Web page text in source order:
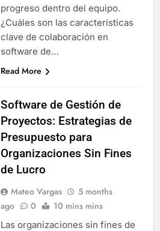
progreso dentro del equipo.
¿Cuáles son las características
clave de colaboración en
software de…
Read More
Software de Gestión de
Proyectos: Estrategias de
Presupuesto para
Organizaciones Sin Fines
de Lucro
Mateo Vargas
5 months
ago
0 10 mins mins
Las organizaciones sin fines de